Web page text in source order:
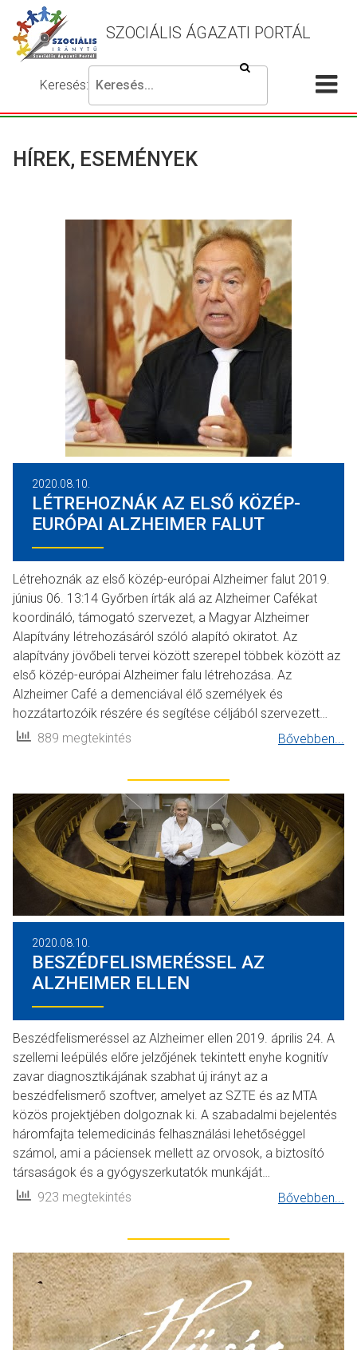
SZOCIÁLIS ÁGAZATI PORTÁL
Keresés:
Írja
be
keresni
kívánt
Keresés
beállítások
HÍREK, ESEMÉNYEK
2020.08.10.
LÉTREHOZNÁK AZ ELSŐ KÖZÉP-
EURÓPAI ALZHEIMER FALUT
Létrehoznák az első közép-európai Alzheimer falut 2019.
június 06. 13:14 Győrben írták alá az Alzheimer Cafékat
koordináló, támogató szervezet, a Magyar Alzheimer
Alapítvány létrehozásáról szóló alapító okiratot. Az
alapítvány jövőbeli tervei között szerepel többek között az
első közép-európai Alzheimer falu létrehozása. Az
Alzheimer Café a demenciával élő személyek és
hozzátartozóik részére és segítése céljából szervezett…
889 megtekintés
Bővebben...
2020.08.10.
BESZÉDFELISMERÉSSEL AZ
ALZHEIMER ELLEN
Beszédfelismeréssel az Alzheimer ellen 2019. április 24. A
szellemi leépülés előre jelzőjének tekintett enyhe kognitív
zavar diagnosztikájának szabhat új irányt az a
beszédfelismerő szoftver, amelyet az SZTE és az MTA
közös projektjében dolgoznak ki. A szabadalmi bejelentés
háromfajta telemedicinás felhasználási lehetőséggel
számol, ami a páciensek mellett az orvosok, a biztosító
társaságok és a gyógyszerkutatók munkáját…
923 megtekintés
Bővebben...